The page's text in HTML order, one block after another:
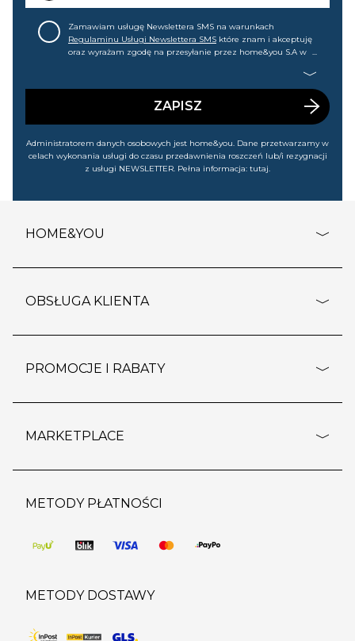
Zamawiam usługę Newslettera SMS na warunkach
Regulaminu Usługi Newslettera SMS które znam i akceptuję
oraz wyrażam zgodę na przesyłanie przez home&you S.A w
wyprzedażach). Wiem, że mogę tę zgodę w każdej chwili
ZAPISZ
Administratorem danych osobowych jest home&you. Dane przetwarzamy w
celach wykonania usługi do czasu przedawnienia roszczeń lub/i rezygnacji
z usługi NEWSLETTER. Pełna informacja: tutaj.
HOME&YOU
o firmie
polityka prywatności
kontakt
OBSŁUGA KLIENTA
dostawy i płatność
wypis z subskrypcji
regulamin sklepu
pozostałe regulaminy
PROMOCJE I RABATY
outlet
regulaminy promocji
MARKETPLACE
strefa marek
pomoc dla sprzedawców
METODY PŁATNOŚCI
METODY DOSTAWY